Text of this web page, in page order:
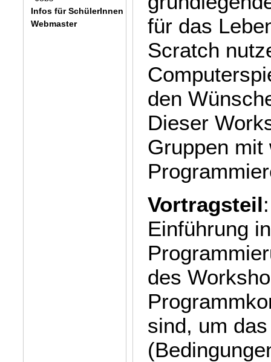
Infos für SchülerInnen
Webmaster
für das
Scratch
den
Dieser
Gruppen mit
Vortragsteil
Einführung
des
sind, um